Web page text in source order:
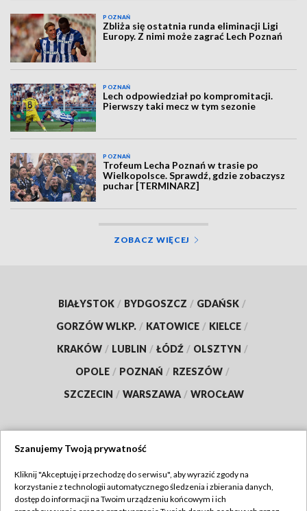
POZNAŃ
Zbliża się ostatnia runda eliminacji Ligi
Europy. Z nimi może zagrać Lech Poznań
POZNAŃ
Lech odpowiedział po kompromitacji.
Pierwszy taki mecz w tym sezonie
POZNAŃ
Trofeum Lecha Poznań w trasie po
Wielkopolsce. Sprawdź, gdzie zobaczysz
puchar [TERMINARZ]
ZOBACZ WIĘCEJ
BIAŁYSTOK / BYDGOSZCZ / GDAŃSK /
GORZÓW WLKP. / KATOWICE / KIELCE /
KRAKÓW / LUBLIN / ŁÓDŹ / OLSZTYN /
OPOLE / POZNAŃ / RZESZÓW /
SZCZECIN / WARSZAWA / WROCŁAW
TVP
Szanujemy Twoją prywatność
Kliknij "Akceptuję i przechodzę do serwisu", aby wyrazić zgody na
korzystanie z technologii automatycznego śledzenia i zbierania danych,
dostęp do informacji na Twoim urządzeniu końcowym i ich